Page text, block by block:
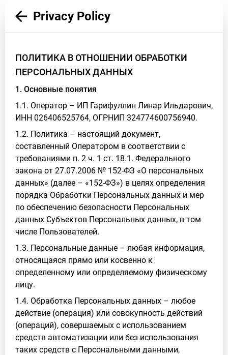
Privacy Policy
ПОЛИТИКА В ОТНОШЕНИИ ОБРАБОТКИ
ПЕРСОНАЛЬНЫХ ДАННЫХ
1. Основные понятия
1.1. Оператор – ИП Гарифуллин Линар Ильдарович,
ИНН 026406525764, ОГРНИП 324774600756940.
1.2. Политика – настоящий документ,
составленный Оператором в соответствии с
требованиями п. 2 ч. 1 ст. 18.1. Федерального
закона от 27.07.2006 № 152-ФЗ «О персональных
данных» (далее – «152-ФЗ») в целях определения
порядка Обработки Персональных данных и мер
по обеспечению безопасности Персональных
данных Субъектов Персональных данных, в том
числе Пользователей.
1.3. Персональные данные – любая информация,
относящаяся прямо или косвенно к
определенному или определяемому физическому
лицу.
1.4. Обработка Персональных данных – любое
действие (операция) или совокупность действий
(операций), совершаемых с использованием
средств автоматизации или без использования
таких средств с Персональными данными,